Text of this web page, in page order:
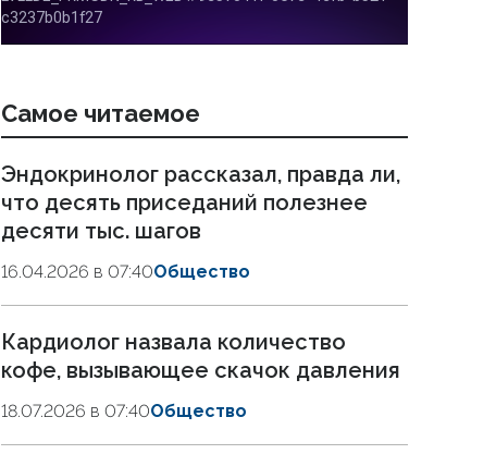
Самое читаемое
Эндокринолог рассказал, правда ли,
что десять приседаний полезнее
десяти тыс. шагов
16.04.2026 в 07:40Общество
Кардиолог назвала количество
кофе, вызывающее скачок давления
18.07.2026 в 07:40Общество